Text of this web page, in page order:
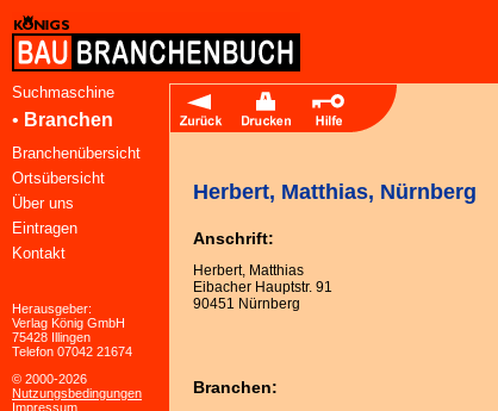
Suchmaschine
• Branchen
Branchenübersicht
Ortsübersicht
Über uns
Eintragen
Kontakt
Herausgeber:
Verlag König GmbH
75428 Illingen
Telefon 07042 21674
© 2000-2026
Nutzungsbedingungen
Impressum
Herbert, Matthias, Nürnberg
Anschrift:
Herbert, Matthias
Eibacher Hauptstr. 91
90451 Nürnberg
Branchen: